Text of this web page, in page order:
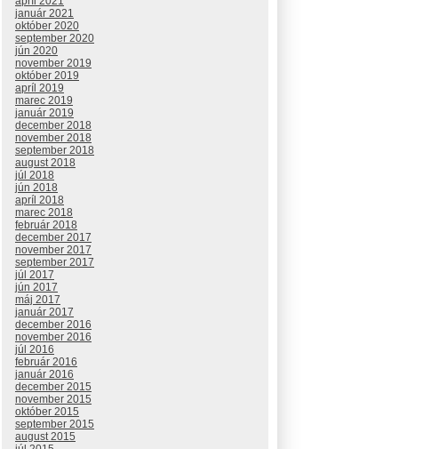
január 2021
október 2020
september 2020
jún 2020
november 2019
október 2019
apríl 2019
marec 2019
január 2019
december 2018
november 2018
september 2018
august 2018
júl 2018
jún 2018
apríl 2018
marec 2018
február 2018
december 2017
november 2017
september 2017
júl 2017
jún 2017
máj 2017
január 2017
december 2016
november 2016
júl 2016
február 2016
január 2016
december 2015
november 2015
október 2015
september 2015
august 2015